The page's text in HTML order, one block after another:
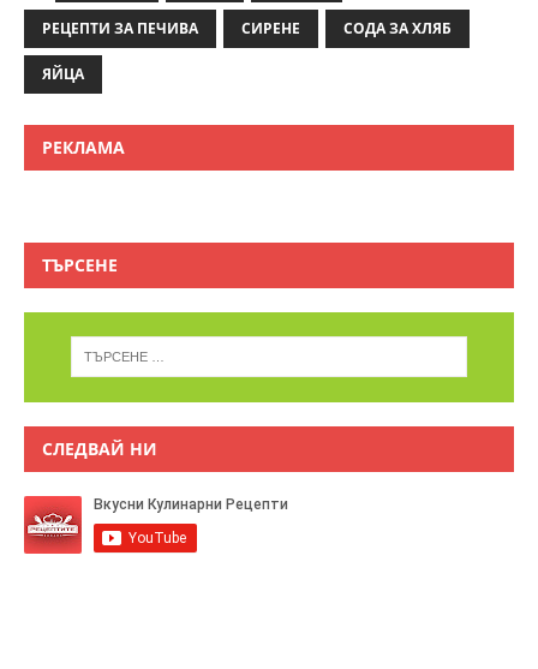
РЕЦЕПТИ ЗА ПЕЧИВА СИРЕНЕ СОДА ЗА ХЛЯБ
ЯЙЦА
РЕКЛАМА
ТЪРСЕНЕ
СЛЕДВАЙ НИ